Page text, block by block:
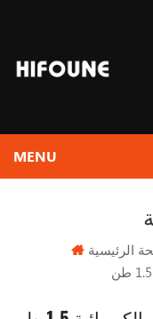
الرئيسية